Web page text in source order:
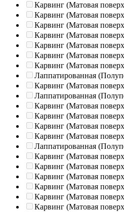
Карвинг (Матовая
Карвинг (Матовая
Карвинг (Матовая
Карвинг (Матовая
Карвинг (Матовая
Карвинг (Матовая
Карвинг (Матовая
Лаппатированная
Карвинг (Матовая
Лаппатированная
Карвинг (Матовая
Карвинг (Матовая
Карвинг (Матовая
Карвинг (Матовая
Лаппатированная
Карвинг (Матовая
Карвинг (Матовая
Карвинг (Матовая
Карвинг (Матовая
Карвинг (Матовая
Карвинг (Матовая